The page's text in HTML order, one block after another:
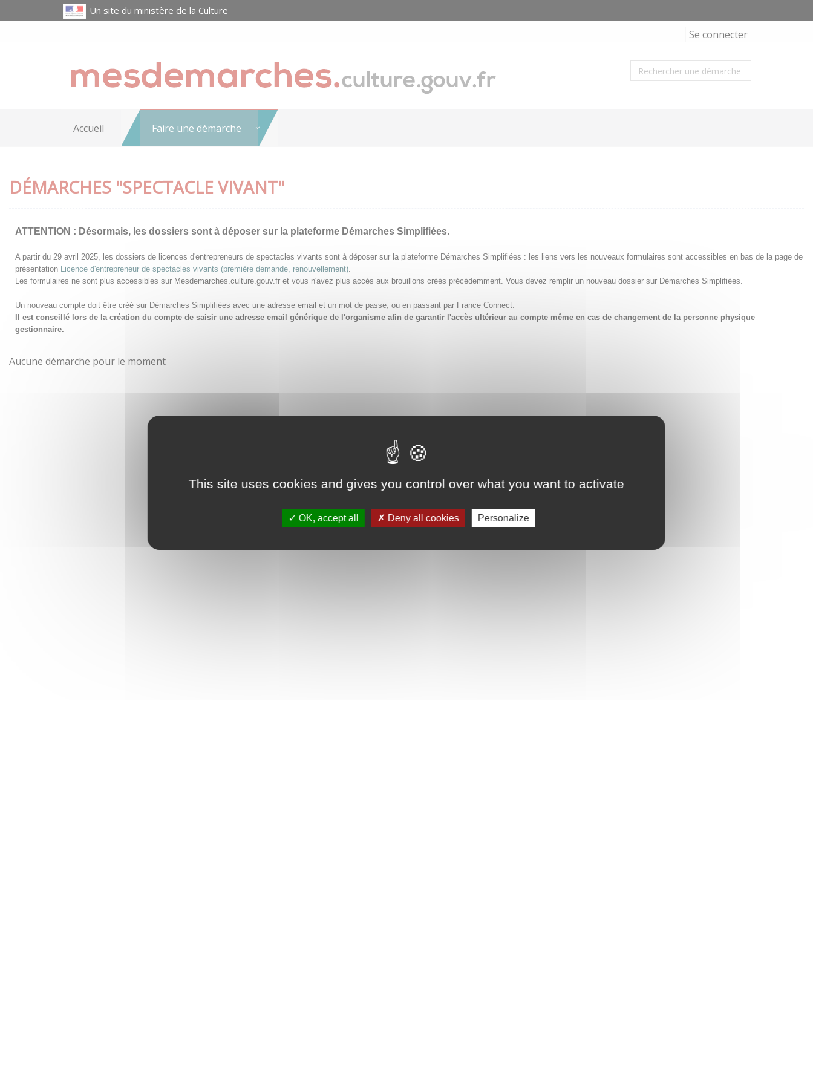
This site uses cookies and gives you control over what you want to activate
OK, accept all Deny all cookies Personalize
Un site du ministère de la Culture
Se connecter
Accueil Faire une démarche
DÉMARCHES "SPECTACLE VIVANT"
ATTENTION : Désormais, les dossiers sont à déposer sur la plateforme Démarches Simplifiées.
A partir du 29 avril 2025, les dossiers de licences d'entrepreneurs de spectacles vivants sont à déposer sur la plateforme Démarches Simplifiées : les liens vers les nouveaux formulaires sont accessibles en bas de la page de
présentation Licence d'entrepreneur de spectacles vivants (première demande, renouvellement).
Les formulaires ne sont plus accessibles sur Mesdemarches.culture.gouv.fr et vous n'avez plus accès aux brouillons créés précédemment. Vous devez remplir un nouveau dossier sur Démarches Simplifiées.
Un nouveau compte doit être créé sur Démarches Simplifiées avec une adresse email et un mot de passe, ou en passant par France Connect.
Il est conseillé lors de la création du compte de saisir une adresse email générique de l'organisme afin de garantir l'accès ultérieur au compte même en cas de changement de la personne physique
gestionnaire.
Aucune démarche pour le moment